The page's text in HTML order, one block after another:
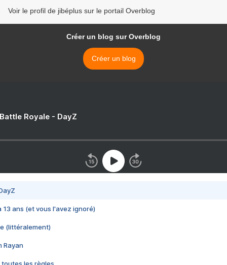
Voir le profil de jibéplus sur le portail Overblog
Créer un blog sur Overblog
Créer un blog
Royale - DayZ
13 ans (et vous l'avez ignoré)
(littéralement)
Rayan